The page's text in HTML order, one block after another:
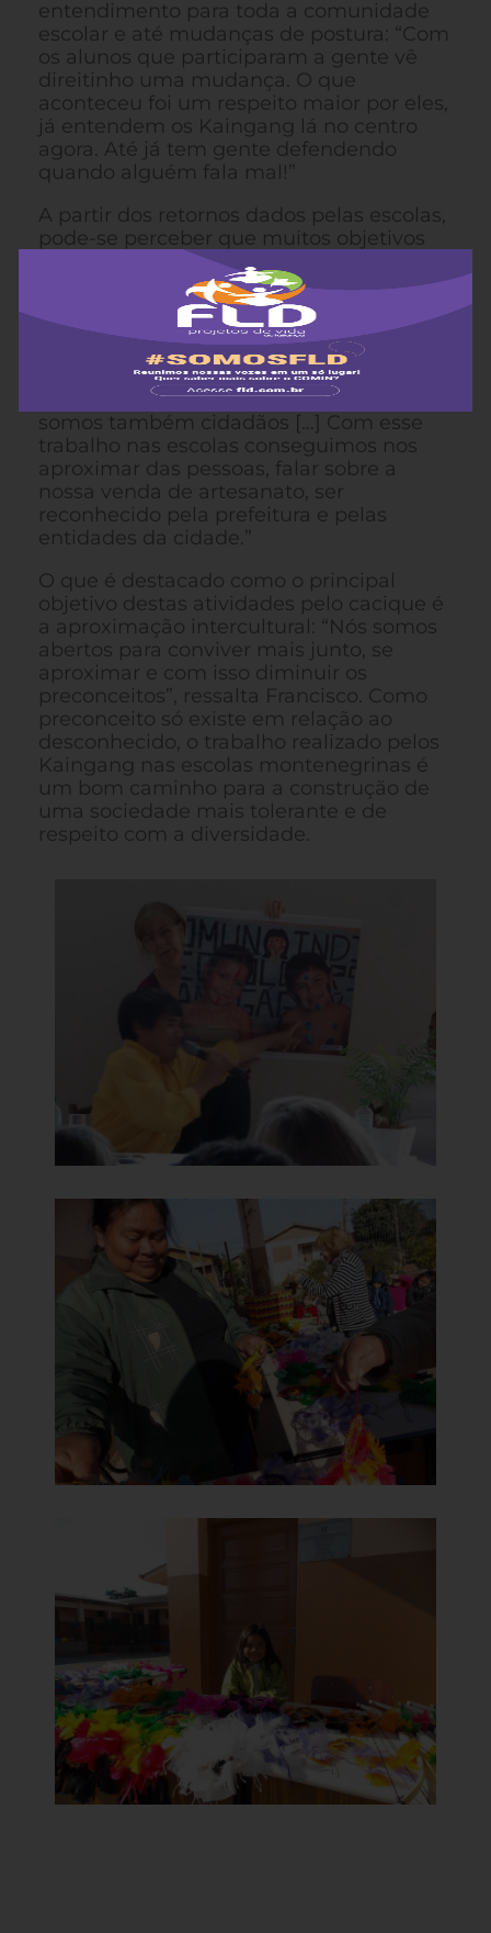
entendimento para toda a comunidade
escolar e até mudanças de postura: “Com
os alunos que participaram a gente vê
direitinho uma mudança. O que
aconteceu foi um respeito maior por eles,
já entendem os Kaingang lá no centro
agora. Até já tem gente defendendo
quando alguém fala mal!”
A partir dos retornos dados pelas escolas,
pode-se perceber que muitos objetivos
deste trabalho foram alcançados.
Francisco, que é cacique na Terra
Indígena Pó Mig, em Lajeado/RS, e atuou
em várias escolas não-indígenas, explica:
“Os cidadãos às vezes acham que nós
somos brabos, mas queremos mostrar
que temos cultura diferente, porém
somos também cidadãos […] Com esse
trabalho nas escolas conseguimos nos
aproximar das pessoas, falar sobre a
nossa venda de artesanato, ser
reconhecido pela prefeitura e pelas
entidades da cidade.”
O que é destacado como o principal
objetivo destas atividades pelo cacique é
a aproximação intercultural: “Nós somos
abertos para conviver mais junto, se
aproximar e com isso diminuir os
preconceitos”, ressalta Francisco. Como
preconceito só existe em relação ao
desconhecido, o trabalho realizado pelos
Kaingang nas escolas montenegrinas é
um bom caminho para a construção de
uma sociedade mais tolerante e de
respeito com a diversidade.